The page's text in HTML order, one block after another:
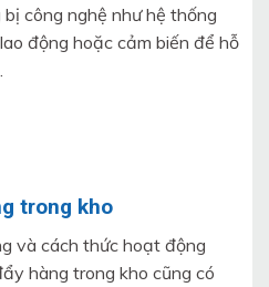
công nghệ như hệ thống
động hoặc cảm biến để hỗ
trong kho
và cách thức hoạt động
hàng trong kho cũng có